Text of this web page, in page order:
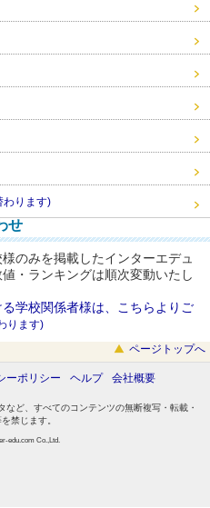
わります)
せ
のみを掲載したインターエデュ
・ランキングは順次変動いたし
学校関係者様は、こちらよりご
ります)
ページトップへ
ーポリシー ヘルプ 会社概要
ど、すべてのコンテンツの無断複写・転載・
禁じます。
edu.com Co.,Ltd.